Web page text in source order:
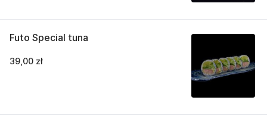
Futo Special tuna
39,00 zł